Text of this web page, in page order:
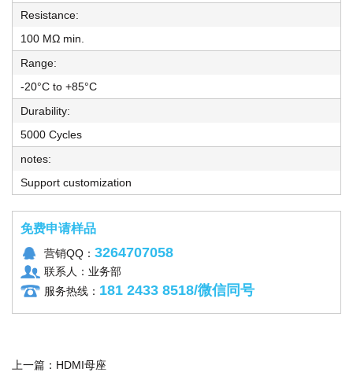
Resistance:
100 MΩ min.
Range:
-20°C to +85°C
Durability:
5000 Cycles
notes:
Support customization
免费申请样品
营销QQ： 3264707058
联系人：业务部
服务热线： 181 2433 8518/微信同号
上一篇： HDMI母座